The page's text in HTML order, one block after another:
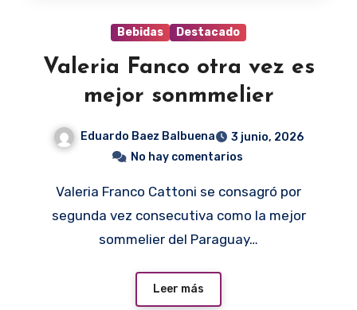
Bebidas Destacado
Valeria Fanco otra vez es
mejor sonmmelier
Eduardo Baez Balbuena
3 junio, 2026
No hay comentarios
Valeria Franco Cattoni se consagró por
segunda vez consecutiva como la mejor
sommelier del Paraguay…
Leer más